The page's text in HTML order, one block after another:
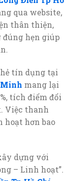
qua website,
thân thiện,
đúng hẹn giúp
tín dụng tại
mang lại
tích điểm đổi
Việc thanh
hoạt hơn bao
dựng với
– Linh hoạt”.